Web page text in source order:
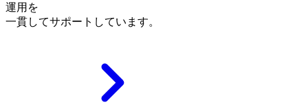
運用を
一貫してサポートしています。